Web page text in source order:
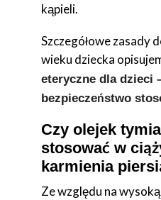
kąpieli.
Szczegółowe zasady
wieku dziecka
eteryczne dla dzieci
bezpieczeństwo
Czy olejek
stosować w
karmienia
Ze względu na